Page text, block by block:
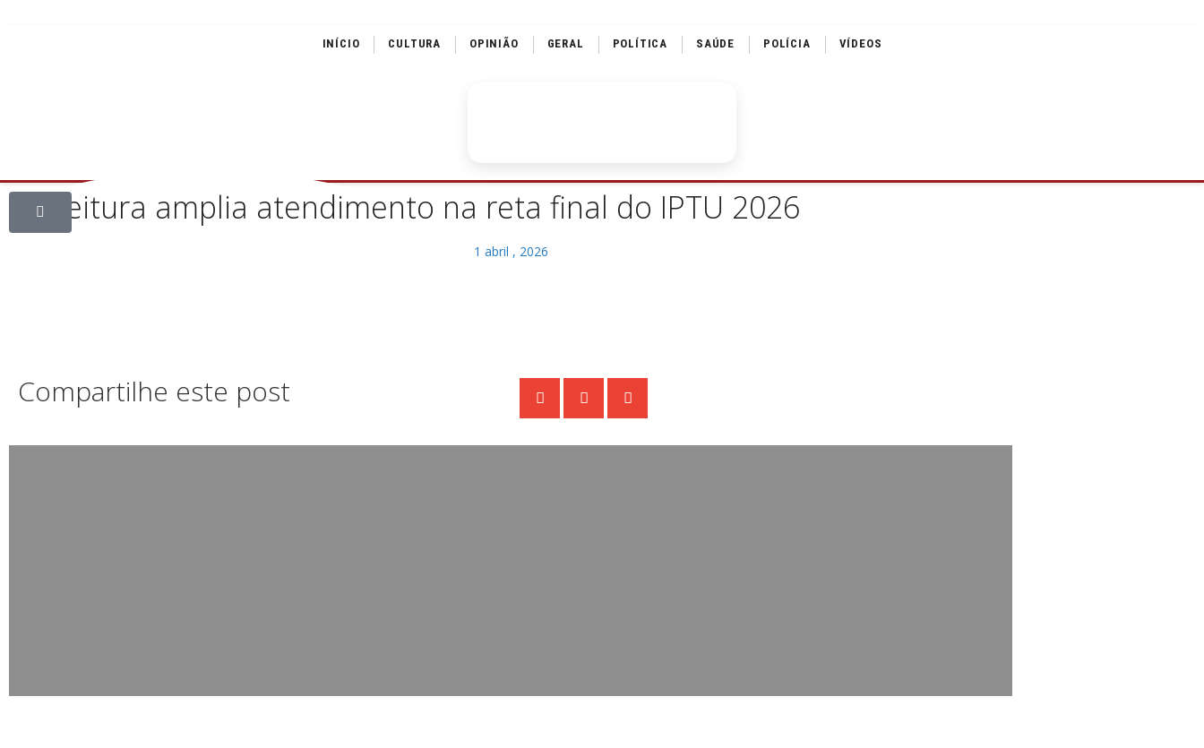
INÍCIO CULTURA OPINIÃO GERAL POLÍTICA SAÚDE POLÍCIA VÍDEOS
Prefeitura amplia atendimento na reta final do IPTU 2026
1 abril , 2026
Compartilhe este post